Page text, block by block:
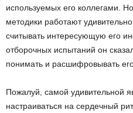
используемых его коллегами.
методики работают
считывать интересующую его
отборочных испытаний он
понимать и расшифровывать
Пожалуй, самой удивительной
настраиваться на сердечный